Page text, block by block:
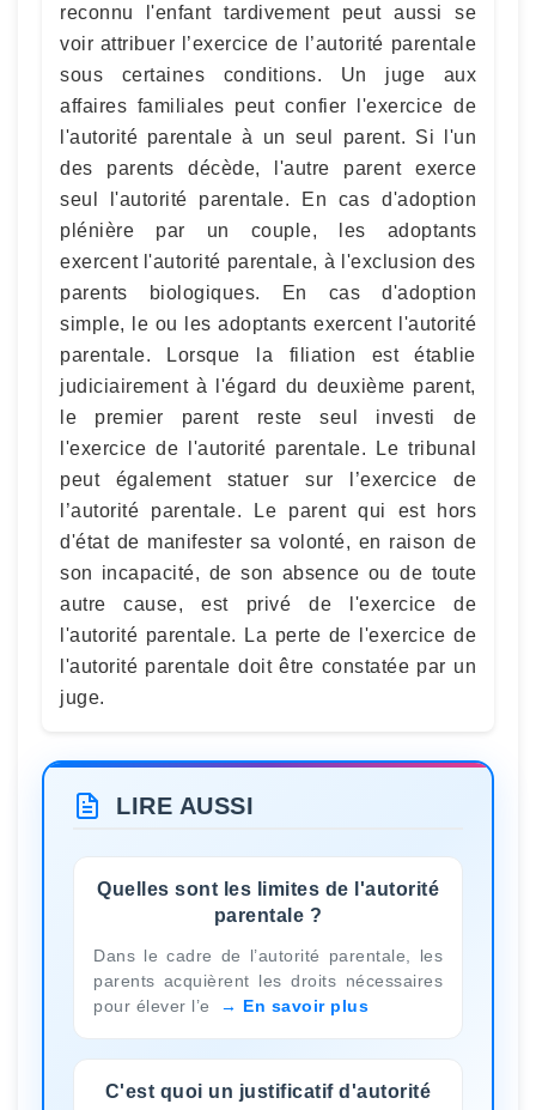
reconnu l'enfant tardivement peut aussi se
voir attribuer l’exercice de l’autorité parentale
sous certaines conditions. Un juge aux
affaires familiales peut confier l'exercice de
l'autorité parentale à un seul parent. Si l'un
des parents décède, l'autre parent exerce
seul l'autorité parentale. En cas d'adoption
plénière par un couple, les adoptants
exercent l'autorité parentale, à l'exclusion des
parents biologiques. En cas d'adoption
simple, le ou les adoptants exercent l'autorité
parentale. Lorsque la filiation est établie
judiciairement à l'égard du deuxième parent,
le premier parent reste seul investi de
l'exercice de l'autorité parentale. Le tribunal
peut également statuer sur l’exercice de
l’autorité parentale. Le parent qui est hors
d'état de manifester sa volonté, en raison de
son incapacité, de son absence ou de toute
autre cause, est privé de l'exercice de
l'autorité parentale. La perte de l'exercice de
l'autorité parentale doit être constatée par un
juge.
LIRE AUSSI
Quelles sont les limites de l'autorité
parentale ?
Dans le cadre de l’autorité parentale, les
parents acquièrent les droits nécessaires
pour élever l’e
En savoir plus
C'est quoi un justificatif d'autorité